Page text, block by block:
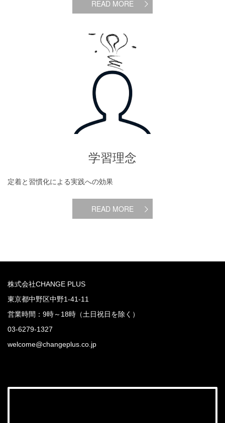
READ MORE
学習理念
学習理念
定着と習慣化による実践への効果
READ MORE
株式会社CHANGE PLUS
東京都中野区中野1-41-11
営業時間：9時～18時（土日祝日を除く）
03-6279-1327
welcome@changeplus.co.jp